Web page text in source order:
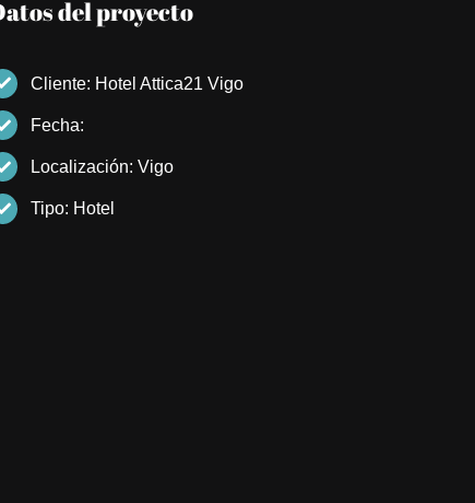
del proyecto
Cliente: Hotel Attica21 Vigo
Fecha:
Localización: Vigo
Tipo: Hotel